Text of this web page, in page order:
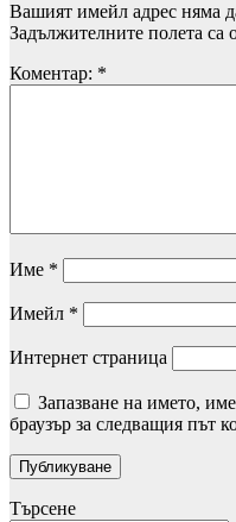
Вашият имейл адрес няма
Задължителните полета са
Коментар: *
Име *
Имейл *
Интернет страница
Запазване на името,
браузър за следващия път
Търсене